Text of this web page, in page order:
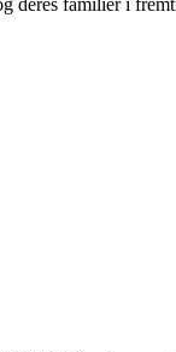
deres familier i